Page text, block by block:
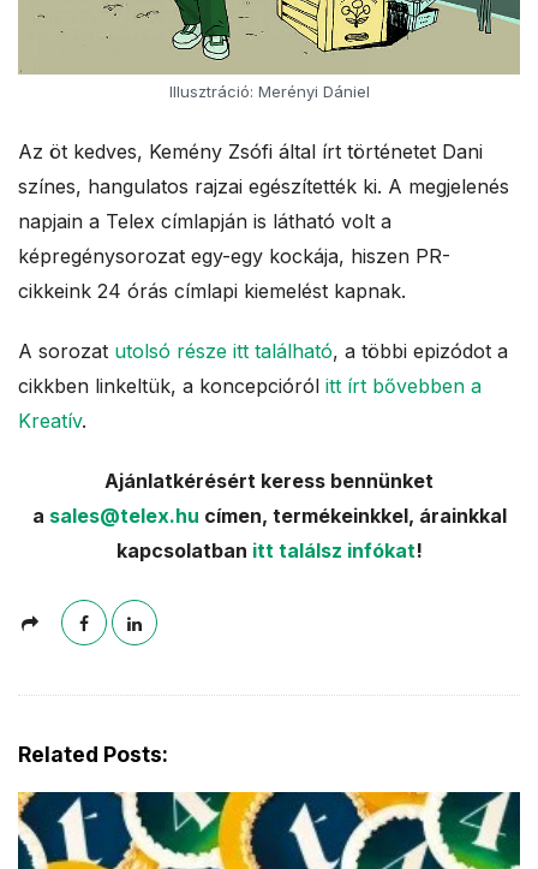
Illusztráció: Merényi Dániel
Az öt kedves, Kemény Zsófi által írt történetet Dani
színes, hangulatos rajzai egészítették ki. A megjelenés
napjain a Telex címlapján is látható volt a
képregénysorozat egy-egy kockája, hiszen PR-
cikkeink 24 órás címlapi kiemelést kapnak.
A sorozat utolsó része itt található, a többi epizódot a
cikkben linkeltük, a koncepcióról itt írt bővebben a
Kreatív.
Ajánlatkérésért keress bennünket
a sales@telex.hu címen, termékeinkkel, árainkkal
kapcsolatban itt találsz infókat!
Related Posts: